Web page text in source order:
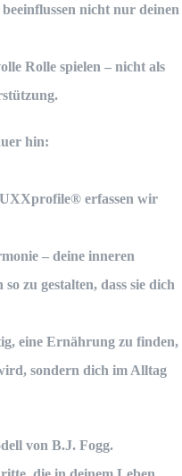
nicht nur deinen
Rolle spielen – nicht als
hin:
erfassen wir
– deine inneren
zu gestalten, dass sie dich
eine Ernährung zu finden,
sondern dich im Alltag
von B.J. Fogg.